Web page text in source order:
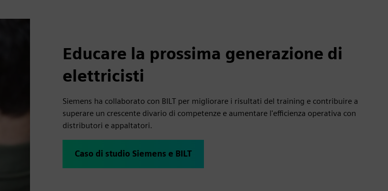
Educare la prossima generazione di
elettricisti
Siemens ha collaborato con BILT per migliorare i risultati del training e contribuire a
superare un crescente divario di competenze e aumentare l'efficienza operativa con
distributori e appaltatori.
Caso di studio Siemens e BILT